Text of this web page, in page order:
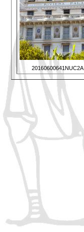
20160600641NUC2A